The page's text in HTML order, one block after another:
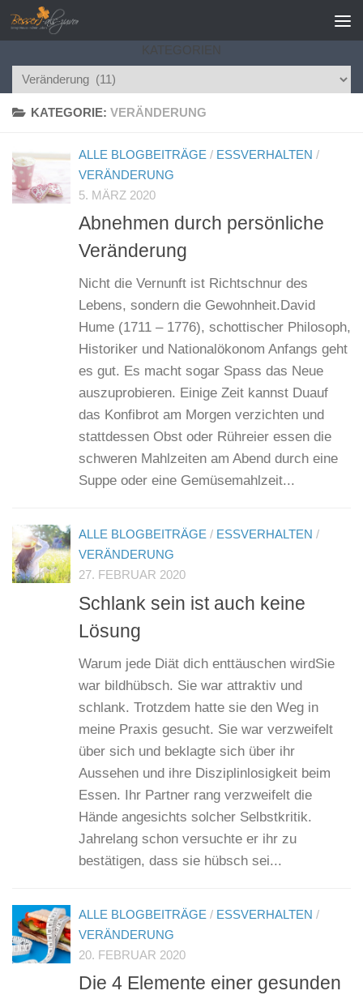
Zum Inhalt springen
KATEGORIEN
Kategorien
KATEGORIE: VERÄNDERUNG
ALLE BLOGBEITRÄGE / ESSVERHALTEN /
VERÄNDERUNG
5. MÄRZ 2020
Abnehmen durch persönliche
Veränderung
Nicht die Vernunft ist Richtschnur des
Lebens, sondern die Gewohnheit.David
Hume (1711 – 1776), schottischer Philosoph,
Historiker und Nationalökonom Anfangs geht
es gut. Es macht sogar Spass das Neue
auszuprobieren. Einige Zeit kannst Duauf
das Konfibrot am Morgen verzichten und
stattdessen Obst oder Rühreier essen die
schweren Mahlzeiten am Abend durch eine
Suppe oder eine Gemüsemahlzeit...
ALLE BLOGBEITRÄGE / ESSVERHALTEN /
VERÄNDERUNG
27. FEBRUAR 2020
Schlank sein ist auch keine
Lösung
Warum jede Diät dich enttäuschen wirdSie
war bildhübsch. Sie war attraktiv und
schlank. Trotzdem hatte sie den Weg in
meine Praxis gesucht. Sie war verzweifelt
über sich und beklagte sich über ihr
Aussehen und ihre Disziplinlosigkeit beim
Essen. Ihr Partner rang verzweifelt die
Hände angesichts solcher Selbstkritik.
Jahrelang schon versuchte er ihr zu
bestätigen, dass sie hübsch sei...
ALLE BLOGBEITRÄGE / ESSVERHALTEN /
VERÄNDERUNG
20. FEBRUAR 2020
Die 4 Elemente einer gesunden